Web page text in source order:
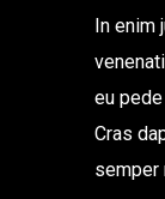
In enim
eu
Cras
semper